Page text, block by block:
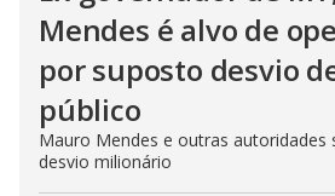
Mendes é alvo de
por suposto desvio
público
Mauro Mendes e outras autoridades
desvio milionário